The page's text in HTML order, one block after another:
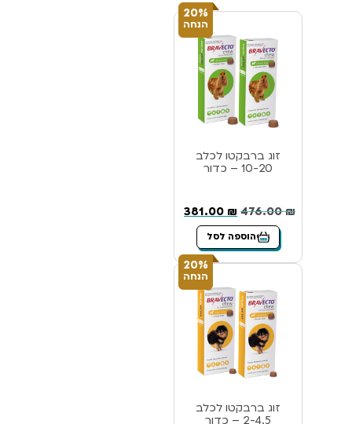
20%
הנחה
זוג ברבקטו לכלב
10-20 – כדור
476.00₪
381.00 ₪
הוספה לסל
20%
הנחה
זוג ברבקטו לכלב
2-4.5 – כדור